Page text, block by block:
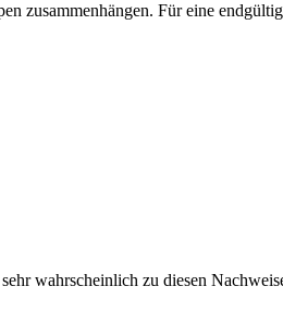
zusammenhängen. Für eine
wahrscheinlich zu diesen